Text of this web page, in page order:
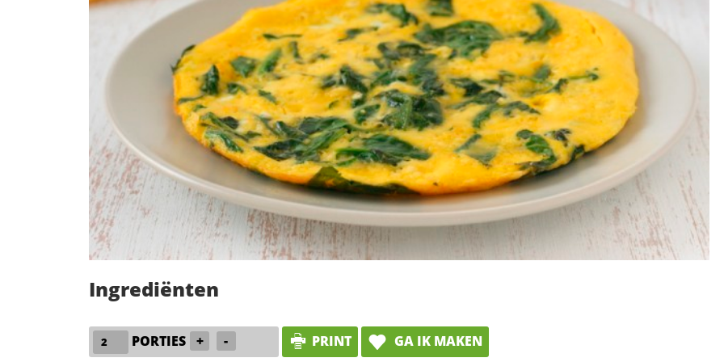
Ingrediënten
PORTIES + - PRINT GA IK MAKEN